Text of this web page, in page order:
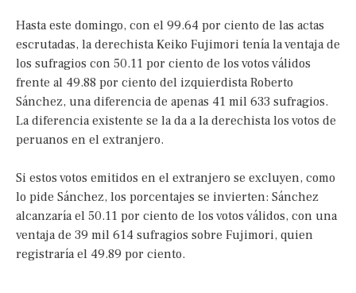
Hasta este domingo, con el 99.64 por ciento de las actas
escrutadas, la derechista Keiko Fujimori tenía la ventaja de
los sufragios con 50.11 por ciento de los votos válidos
frente al 49.88 por ciento del izquierdista Roberto
Sánchez, una diferencia de apenas 41 mil 633 sufragios.
La diferencia existente se la da a la derechista los votos de
peruanos en el extranjero.
Si estos votos emitidos en el extranjero se excluyen, como
lo pide Sánchez, los porcentajes se invierten: Sánchez
alcanzaría el 50.11 por ciento de los votos válidos, con una
ventaja de 39 mil 614 sufragios sobre Fujimori, quien
registraría el 49.89 por ciento.